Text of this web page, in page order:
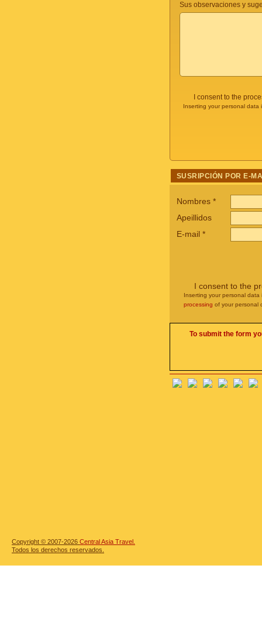
Sus observaciones y
I consent to the
Inserting your personal
SUSRIPCIÓN POR E-
Nombres *
Apeillidos
E-mail *
I consent to the
Inserting your personal
processing of your personal
To submit the form
Copyright © 2007-2026 Central Asia Travel.
Todos los derechos reservados.